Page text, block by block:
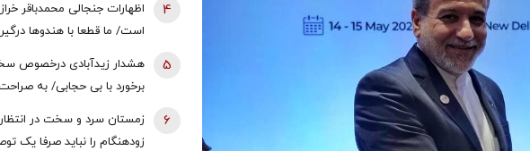
اظهارات جنجالی محمدباقر
است/ ما قطعا با هندوها
4
هشدار زیدآبادی درخصوص
برخورد با بی حجابی/ به
خطرناکی آزاد است؟
5
زمستان سرد و سخت در
زودهنگام را نباید صرفا یک
6